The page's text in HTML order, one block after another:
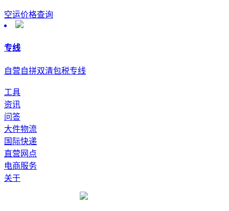
空运价格查询
专线
自营自拼双清包税专线
工具
资讯
问答
大件物流
国际快递
直营网点
电商服务
关于